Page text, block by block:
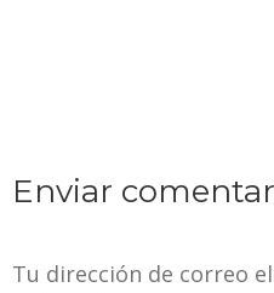
Enviar
Tu dirección de correo